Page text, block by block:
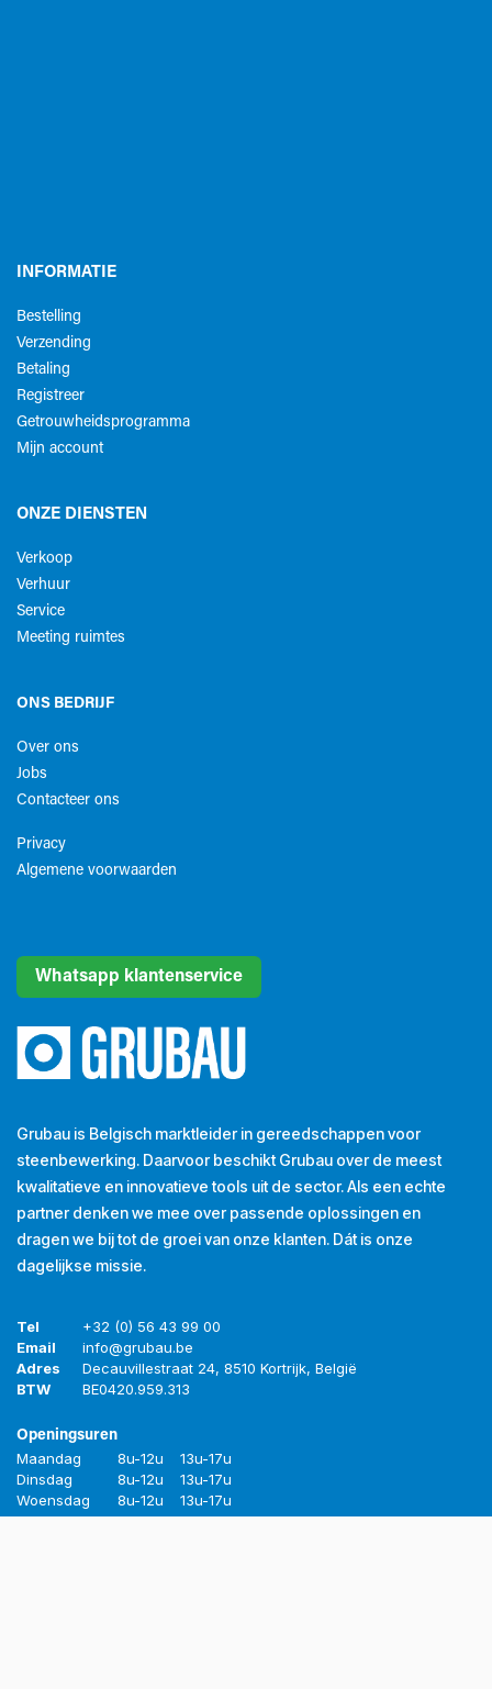
INFORMATIE
Bestelling
Verzending
Betaling
Registreer
Getrouwheidsprogramma
Mijn account
ONZE DIENSTEN
Verkoop
Verhuur
Service
Meeting ruimtes
ONS BEDRIJF
Over ons
Jobs
Contacteer ons
Privacy
Algemene voorwaarden​
Whatsapp klantenservice
Grubau is Belgisch marktleider in gereedschappen voor
steenbewerking. Daarvoor beschikt Grubau over de meest
kwalitatieve en innovatieve tools uit de sector. Als een echte
partner denken we mee over passende oplossingen en
dragen we bij tot de groei van onze klanten. Dát is onze
dagelijkse missie.
Tel
+32 (0) 56 43 99 00
Email
info@grubau.be
Adres
Decauvillestraat 24, 8510 Kortrijk, België
BTW
BE0420.959.313
Openingsuren
Maandag 8u-12u
13u-17u
Dinsdag
8u-12u
13u-17u
Woensdag
8u-12u
13u-17u
Donderdag
8u-12u
13u-17u